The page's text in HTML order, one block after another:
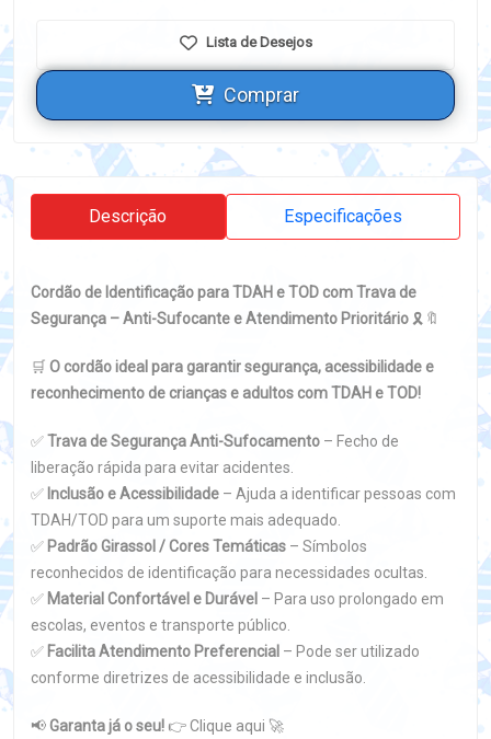
Lista de Desejos
Comprar
Descrição Especificações
Cordão de Identificação para TDAH e TOD com Trava de
Segurança – Anti-Sufocante e Atendimento Prioritário 🎗️🔖
🛒 O cordão ideal para garantir segurança, acessibilidade e
reconhecimento de crianças e adultos com TDAH e TOD!
✅Trava de Segurança Anti-Sufocamento – Fecho de
liberação rápida para evitar acidentes.
✅ Inclusão e Acessibilidade – Ajuda a identificar pessoas com
TDAH/TOD para um suporte mais adequado.
✅ Padrão Girassol / Cores Temáticas – Símbolos
reconhecidos de identificação para necessidades ocultas.
✅ Material Confortável e Durável – Para uso prolongado em
escolas, eventos e transporte público.
✅ Facilita Atendimento Preferencial – Pode ser utilizado
conforme diretrizes de acessibilidade e inclusão.
📢Garanta já o seu! 👉Clique aqui 🚀